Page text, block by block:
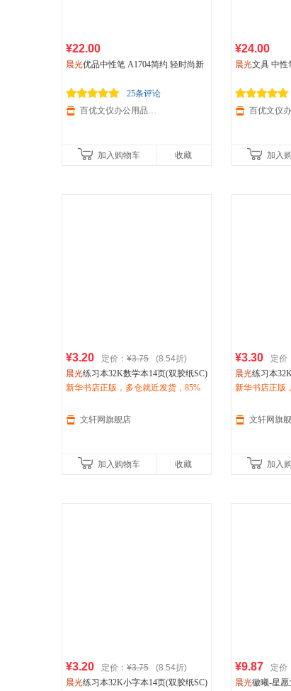
¥22.00
晨光优品中性笔 A1704简约 轻时尚新
25条评论
百优文仪办公用品专营店
加入购物车 收藏
¥24.00
晨光文具 中性
加入
¥3.20 定价： ¥3.75
(8.54折)
晨光练习本32K数学本14页(双胶纸SC)
10本/包 其他
新华书店正版，多仓就近发货，85%
服！文轩网旗舰店
加入购物车 收藏
¥3.30 定价
晨光练习本
10本/包 其他
新华书店正版
服！文轩网旗
加入
¥3.20 定价： ¥3.75
(8.54折)
晨光练习本32K小字本14页(双胶纸SC)
¥9.87 定价
晨光徽曦-星愿